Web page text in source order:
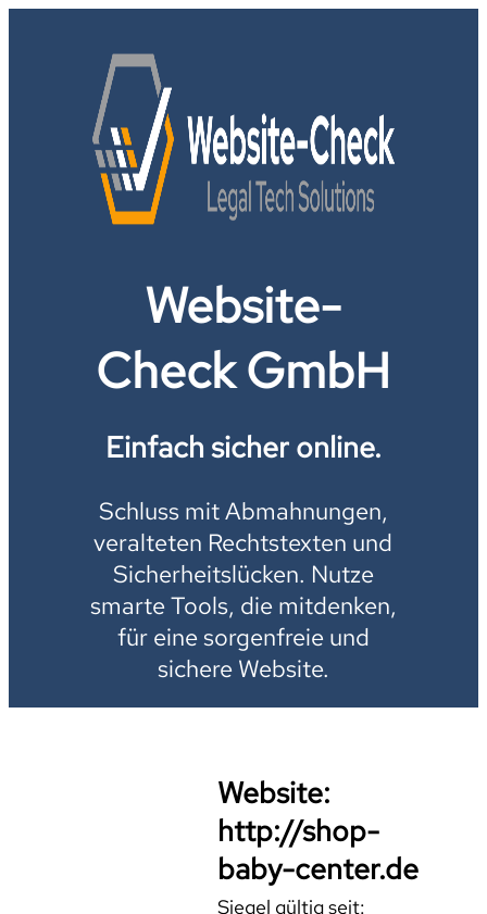
Website-
Check GmbH
Einfach sicher online.
Schluss mit Abmahnungen,
veralteten Rechtstexten und
Sicherheitslücken. Nutze
smarte Tools, die mitdenken,
für eine sorgenfreie und
sichere Website.
Website:
http://shop-
baby-center.de
Siegel gültig seit: